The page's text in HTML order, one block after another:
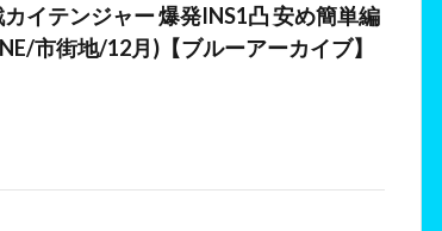
カイテンジャー 爆発INS1凸 安め簡単編
市街地/12月)【ブルーアーカイブ】